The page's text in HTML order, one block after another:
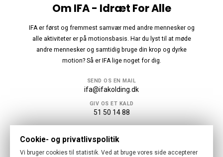
Om IFA - Idræt For Alle
IFA er først og fremmest samvær med andre mennesker og
alle aktiviteter er på motionsbasis. Har du lyst til at møde
andre mennesker og samtidig bruge din krop og dyrke
motion? Så er IFA lige noget for dig.
SEND OS EN MAIL
ifa@ifakolding.dk
GIV OS ET KALD
51 50 14 88
Følg os
Cookie- og privatlivspolitik
Vi bruger cookies til statistik. Ved at bruge vores side accepterer